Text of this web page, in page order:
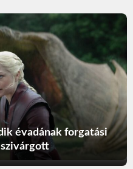
évadának forgatási